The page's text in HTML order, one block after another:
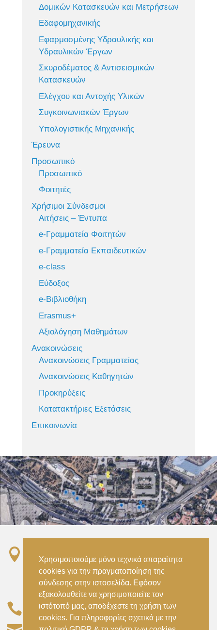
Δομικών Κατασκευών και Μετρήσεων
Εδαφομηχανικής
Εφαρμοσμένης Υδραυλικής και
Υδραυλικών Έργων
Σκυροδέματος & Αντισεισμικών
Κατασκευών
Ελέγχου και Αντοχής Υλικών
Συγκοινωνιακών Έργων
Υπολογιστικής Μηχανικής
Έρευνα
Προσωπικό
Προσωπικό
Φοιτητές
Χρήσιμοι Σύνδεσμοι
Αιτήσεις – Έντυπα
e-Γραμματεία Φοιτητών
e-Γραμματεία Εκπαιδευτικών
e-class
Εύδοξος
e-Βιβλιοθήκη
Erasmus+
Αξιολόγηση Μαθημάτων
Ανακοινώσεις
Ανακοινώσεις Γραμματείας
Ανακοινώσεις Καθηγητών
Προκηρύξεις
Κατατακτήριες Εξετάσεις
Επικοινωνία

Αττικής –
Metro ISAP – Irini Station, 15122, Marousi
Attica
 (+30) 210 2896738–(+30) 210 2896739
Χρησιμοποιούμε μόνο τεχνικά απαραίτητα
cookies για την πραγματοποίηση της
σύνδεσης στην ιστοσελίδα. Εφόσον
εξακολουθείτε να χρησιμοποιείτε τον
ιστότοπό μας, αποδέχεστε τη χρήση των
cookies. Για πληροφορίες σχετικά με την